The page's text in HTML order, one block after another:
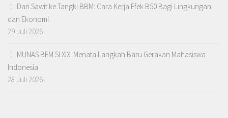
Dari Sawit ke Tangki BBM: Cara Kerja Efek B50 Bagi Lingkungan
dan Ekonomi
29 Juli 2026
MUNAS BEM SI XIX: Menata Langkah Baru Gerakan Mahasiswa
Indonesia
28 Juli 2026